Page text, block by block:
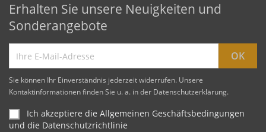
Erhalten Sie unsere Neuigkeiten und
Sonderangebote
Sie können Ihr Einverständnis jederzeit widerrufen. Unsere
Kontaktinformationen finden Sie u. a. in der Datenschutzerklärung.
Ich akzeptiere die Allgemeinen Geschäftsbedingungen
und die Datenschutzrichtlinie